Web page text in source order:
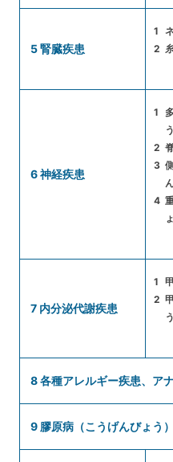
5 腎臓疾患
6 神経疾患
7 内分泌代謝疾患
8 各種アレルギー疾患、ア
9 膠原病（こうげんびょう